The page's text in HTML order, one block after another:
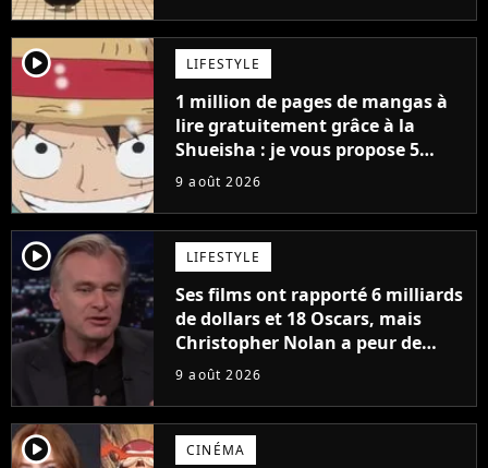
player2 LIFESTYLE
1 million de pages de mangas à
lire gratuitement grâce à la
Shueisha : je vous propose 5
mangas jamais sortis en France
9 août 2026
player2 LIFESTYLE
Ses films ont rapporté 6 milliards
de dollars et 18 Oscars, mais
Christopher Nolan a peur de
tourner un genre de films très
9 août 2026
player2 CINÉMA